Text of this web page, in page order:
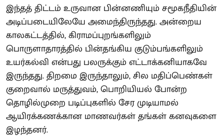
இந்தத் திட்டம் உருவான பின்னணியும் சமூகநீதியின்
அடிப்படையிலேயே அமைந்திருந்தது. அன்றைய
காலகட்டத்தில், கிராமப்புறங்களிலும்
பொருளாதாரத்தில் பின்தங்கிய குடும்பங்களிலும்
உயர்கல்வி என்பது பலருக்கும் எட்டாக்கனியாகவே
இருந்தது. திறமை இருந்தாலும், சில மதிப்பெண்கள்
குறைவால் மருத்துவம், பொறியியல் போன்ற
தொழில்முறை படிப்புகளில் சேர முடியாமல்
ஆயிரக்கணக்கான மாணவர்கள் தங்கள் கனவுகளை
இழந்தனர்.